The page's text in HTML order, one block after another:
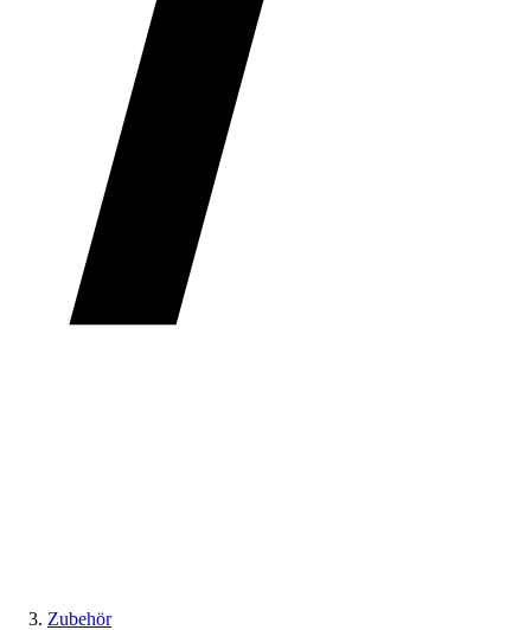
Zubehör